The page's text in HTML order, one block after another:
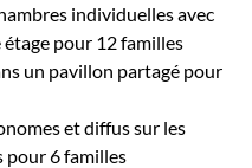
individuelles avec
pour 12 familles
un pavillon partagé pour
et diffus sur les
pour 6 familles